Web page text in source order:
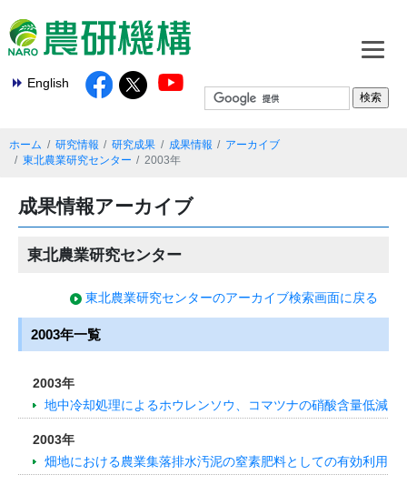
English
ホーム 研究情報 研究成果 成果情報
アーカイブ
東北農業研究センター
2003年
成果情報アーカイブ
東北農業研究センター
東北農業研究センターのアーカイブ検索画面に戻る
2003年一覧
2003年
地中冷却処理によるホウレンソウ、コマツナの硝酸含量低減
2003年
畑地における農業集落排水汚泥の窒素肥料としての有効利用